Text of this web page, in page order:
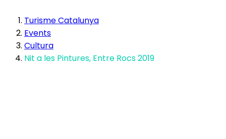
Turisme Catalunya
Events
Cultura
Nit a les Pintures, Entre Rocs 2019